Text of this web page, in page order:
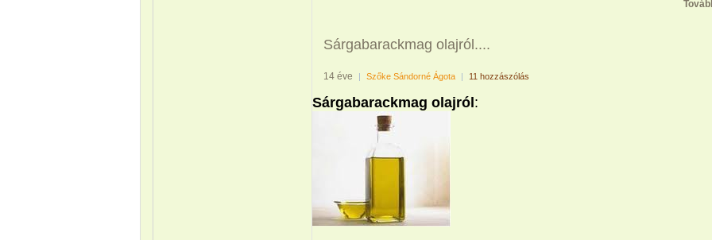
Sárgabarackmag olajról....
14 éve | Szőke Sándorné Ágota | 11 hozzászólás
Sárgabarackmag olajról :